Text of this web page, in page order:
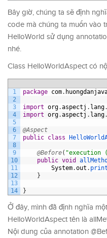
Bây giờ, chúng ta sẽ định
code mà chúng ta muốn vào
HelloWorld sử dụng
nhé.
Class HelloWorldAspect có
1
2
3
4
5
6
7
8
9
10
11
12
13
14
package com.
import org.aspectj . lang.
import org.aspectj . lang.
@Aspect
public class
@Before( "execution
public void
System.out .
}
}
Ở đây, mình đã định nghĩa
HelloWorldAspect tên là
Nội dung của annotation